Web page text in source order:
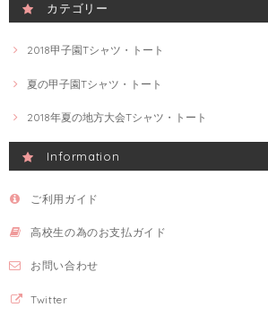
カテゴリー
2018甲子園Tシャツ・トート
夏の甲子園Tシャツ・トート
2018年夏の地方大会Tシャツ・トート
Information
ご利用ガイド
高校生の為のお支払ガイド
お問い合わせ
Twitter